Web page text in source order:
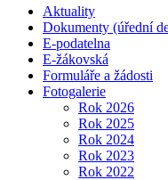
Aktuality
Dokumenty (úřední
E-podatelna
E-žákovská
Formuláře a žádosti
Fotogalerie
Rok 2026
Rok 2025
Rok 2024
Rok 2023
Rok 2022